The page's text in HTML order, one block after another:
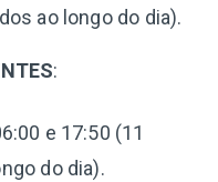
ao longo do dia).
:
e 17:50 (11
do dia).